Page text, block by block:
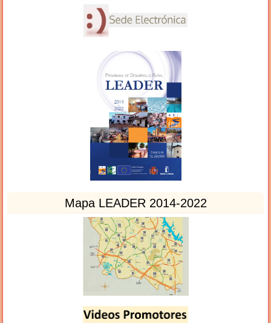
Mapa LEADER 2014-2022